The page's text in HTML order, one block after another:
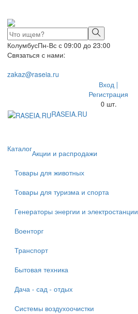
КолумбусПн-Вс с 09:00 до 23:00
Связаться с нами:
zakaz@raseia.ru
Вход |
Регистрация
0 шт.
RASEIA.RU
КаталогАкции и распродажи
Товары для животных
Товары для туризма и спорта
Генераторы энергии и электростанции
Военторг
Транспорт
Бытовая техника
Дача - сад - отдых
Системы воздухоочистки